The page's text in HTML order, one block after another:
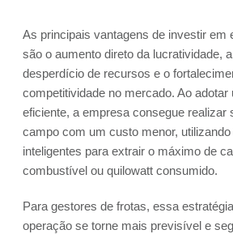
As principais vantagens de investir em
são o aumento direto da lucratividade,
desperdício de recursos e o
competitividade no mercado. Ao adotar
eficiente, a empresa consegue realizar
campo com um custo menor, utilizando
inteligentes para extrair o máximo de
combustível ou quilowatt consumido.
Para gestores de frotas, essa
operação se torne mais previsível e